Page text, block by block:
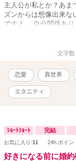
主人公が私とか？あま
ズンからは想像出来な
ですよ。 自分関係あ
たらど鬼畜王子に執
て書いて見ました。
ルズ」さんにも投稿
文字
恋愛 異世界
エタニティ
ｼｮｰﾄｼｮｰﾄ 完結
お気に入り:11 24h.ポイン
好きになる前に婚